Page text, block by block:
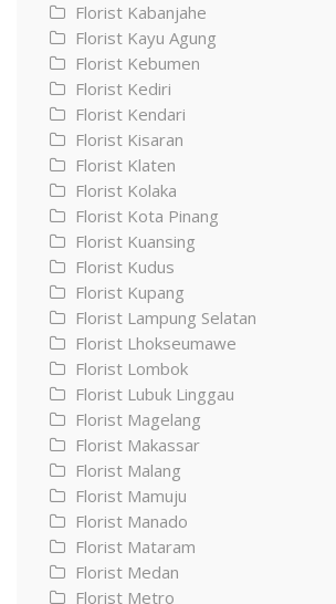
Florist Kabanjahe
Florist Kayu Agung
Florist Kebumen
Florist Kediri
Florist Kendari
Florist Kisaran
Florist Klaten
Florist Kolaka
Florist Kota Pinang
Florist Kuansing
Florist Kudus
Florist Kupang
Florist Lampung Selatan
Florist Lhokseumawe
Florist Lombok
Florist Lubuk Linggau
Florist Magelang
Florist Makassar
Florist Malang
Florist Mamuju
Florist Manado
Florist Mataram
Florist Medan
Florist Metro